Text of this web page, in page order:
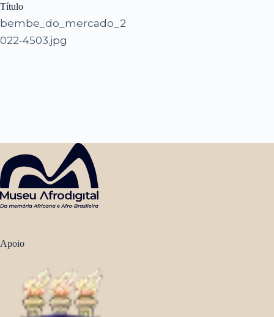
Título
bembe_do_mercado_2
022-4503.jpg
Apoio